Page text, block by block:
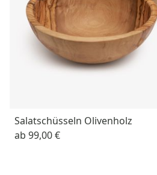
Salatschüsseln Olivenholz
ab 99,00 €